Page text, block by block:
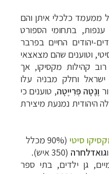
ממעמד כלכלי איתן והם
ענפות, בתחומי הספורט
יהודים החיים בפרבר
וטוענים שהם מצאצאי
קהילות מקסיקו, אך
וחלק מבניה עלו
וֶנֶטָה פְּרִייֶטָה, טוענים כי
היהודית נמנעת מיצירת
סיטי
(90% מכלל
גואדלחרה (350 איש).
ספר יומיים, גן ילדים, בתי ספר